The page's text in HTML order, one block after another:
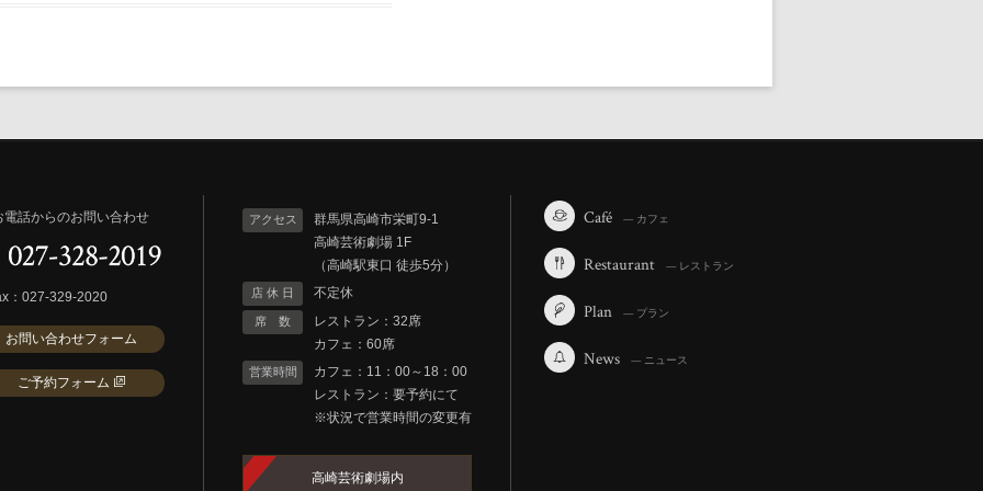
話からのお問い合わせ
027-329-2020
お問い合わせフォーム
ご予約フォーム
アクセス
群馬県高崎市栄町9-1
高崎芸術劇場 1F
（高崎駅東口 徒歩5分）
店 休 日 不定休
席 数
レストラン：32席
カフェ：60席
営業時間
カフェ：11：00～18：00
レストラン：要予約にて
※状況で営業時間の変更有
高崎芸術劇場内
Café — カフェ
Restaurant — レストラン
Plan — プラン
News — ニュース